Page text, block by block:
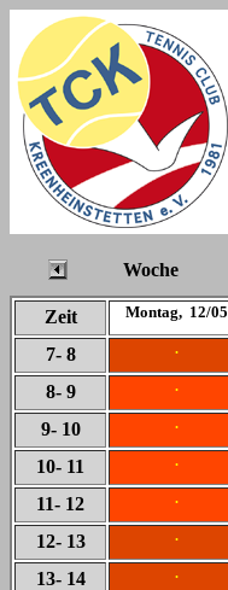
Woche
Zeit Montag, 12/05
7- 8 .
8- 9 .
9- 10 .
10- 11 .
11- 12 .
12- 13 .
13- 14 .